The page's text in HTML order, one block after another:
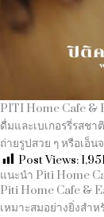
PITI Home Cafe &
ดื่มและเบเกอรรี่รสช
ถ่ายรูปสวย ๆ หรือเอ็
Post Views:
แนะนำ Piti Home
Piti Home Cafe &
เหมาะสมอย่างยิ่งสำ